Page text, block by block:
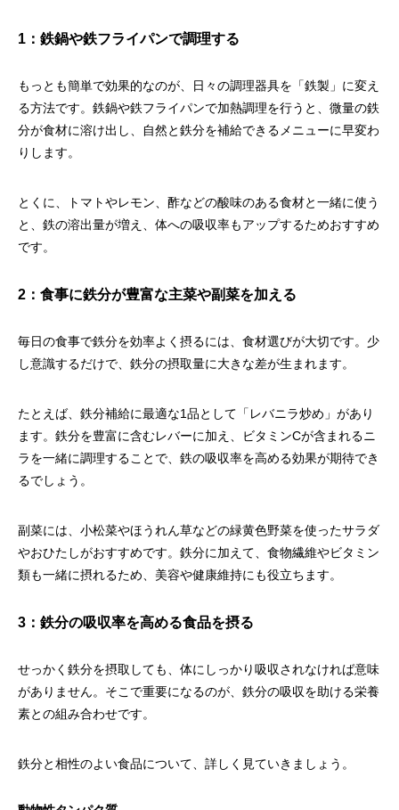
1：鉄鍋や鉄フライパンで調理する
もっとも簡単で効果的なのが、日々の調理器具を「鉄製」に変え
る方法です。鉄鍋や鉄フライパンで加熱調理を行うと、微量の鉄
分が食材に溶け出し、自然と鉄分を補給できるメニューに早変わ
りします。
とくに、トマトやレモン、酢などの酸味のある食材と一緒に使う
と、鉄の溶出量が増え、体への吸収率もアップするためおすすめ
です。
2：食事に鉄分が豊富な主菜や副菜を加える
毎日の食事で鉄分を効率よく摂るには、食材選びが大切です。少
し意識するだけで、鉄分の摂取量に大きな差が生まれます。
たとえば、鉄分補給に最適な1品として「レバニラ炒め」があり
ます。鉄分を豊富に含むレバーに加え、ビタミンCが含まれるニ
ラを一緒に調理することで、鉄の吸収率を高める効果が期待でき
るでしょう。
副菜には、小松菜やほうれん草などの緑黄色野菜を使ったサラダ
やおひたしがおすすめです。鉄分に加えて、食物繊維やビタミン
類も一緒に摂れるため、美容や健康維持にも役立ちます。
3：鉄分の吸収率を高める食品を摂る
せっかく鉄分を摂取しても、体にしっかり吸収されなければ意味
がありません。そこで重要になるのが、鉄分の吸収を助ける栄養
素との組み合わせです。
鉄分と相性のよい食品について、詳しく見ていきましょう。